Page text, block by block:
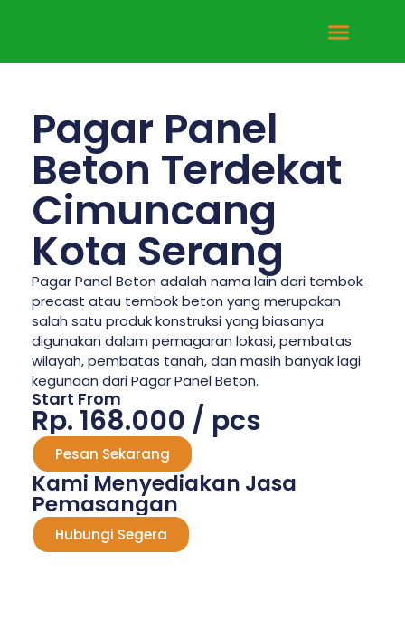
Pagar Panel
Beton Terdekat
Cimuncang
Kota Serang
Pagar Panel Beton adalah nama lain dari tembok
precast atau tembok beton yang merupakan
salah satu produk konstruksi yang biasanya
digunakan dalam pemagaran lokasi, pembatas
wilayah, pembatas tanah, dan masih banyak lagi
kegunaan dari Pagar Panel Beton.
Start From
Rp. 168.000 / pcs
Pesan Sekarang
Kami Menyediakan Jasa
Pemasangan
Hubungi Segera